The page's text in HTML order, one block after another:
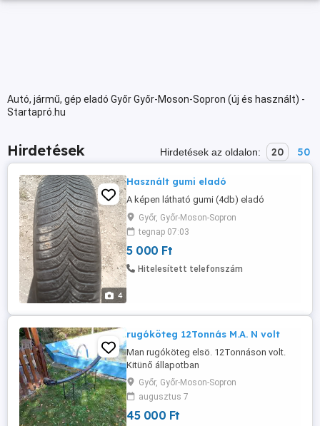
Autó, jármű, gép eladó Győr Győr-Moson-Sopron (új és használt) -
Startapró.hu
Hirdetések Hirdetések az oldalon: 20 50
4
Használt gumi eladó
A képen látható gumi (4db) eladó
Győr, Győr-Moson-Sopron
tegnap 07:03
5 000 Ft
Hitelesített telefonszám
rugóköteg 12Tonnás M.A. N volt
Man rugóköteg elsö. 12Tonnáson volt.
Kitünő állapotban
Győr, Győr-Moson-Sopron
augusztus 7
45 000 Ft